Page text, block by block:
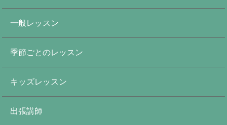
一般レッスン
季節ごとのレッスン
キッズレッスン
出張講師